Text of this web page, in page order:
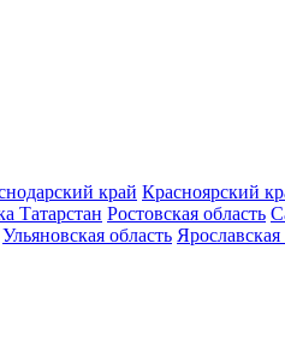
край Красноярский
Татарстан Ростовская область
Ульяновская область Ярославская